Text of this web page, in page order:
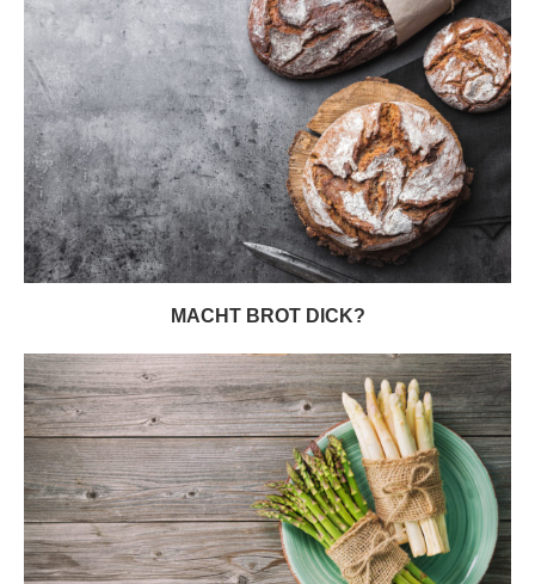
MACHT BROT DICK?